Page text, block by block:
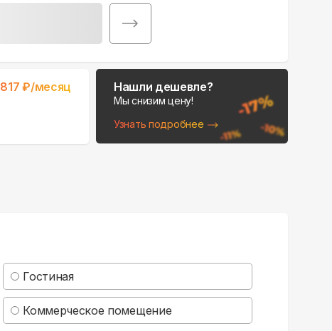
Поможем выбрать
место для монтажа:
В Telegram
₽/месяц Нашли дешевле?
Мы снизим цену!
Узнать подробнее
Гостиная
Коммерческое помещение